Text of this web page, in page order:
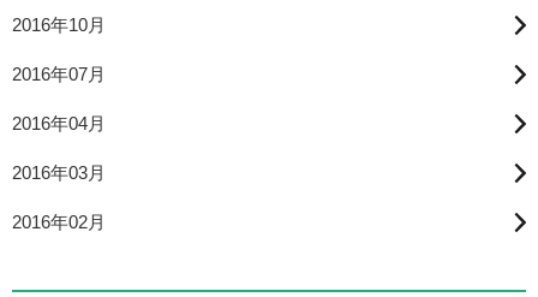
2016年10月
2016年07月
2016年04月
2016年03月
2016年02月